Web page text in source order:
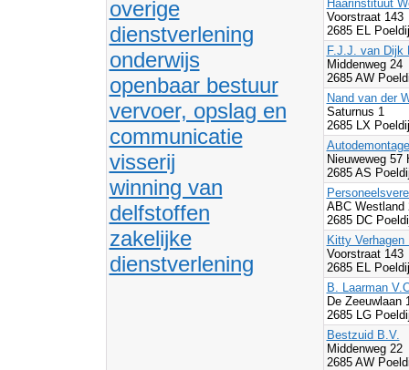
overige
dienstverlening
onderwijs
openbaar bestuur
vervoer, opslag en
communicatie
visserij
winning van
delfstoffen
zakelijke
dienstverlening
Haarinstituut
Voorstraat 143
2685 EL
F.J.J. van Dijk
Middenweg 24
2685 AW
Nand van der
Saturnus 1
2685 LX
Nieuweweg 57
2685 AS
ABC
2685 DC
Kitty Verhagen
Voorstraat 143
2685 EL
B. Laarman
De Zeeuwlaan
2685 LG
Bestzuid B.V.
Middenweg 22
2685 AW